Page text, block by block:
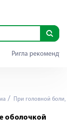
Ригла
При головной
оболочкой